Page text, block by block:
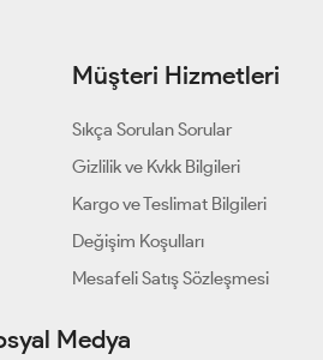
Müşteri Hizmetleri
Sıkça Sorulan Sorular
Gizlilik ve Kvkk Bilgileri
Kargo ve Teslimat Bilgileri
Değişim Koşulları
Mesafeli Satış Sözleşmesi
Medya